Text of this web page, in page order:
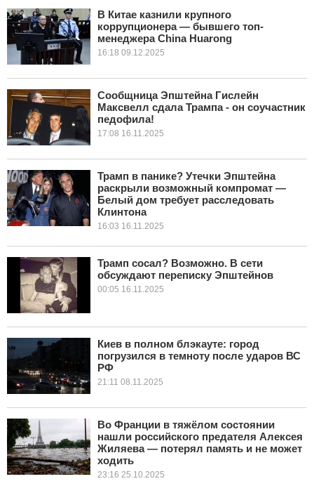
В Китае казнили крупного
коррупционера — бывшего топ-
менеджера China Huarong
16:18 09.12.2025
Сообщница Эпштейна Гислейн
Максвелл сдала Трампа - он соучастник
педофила!
17:08 16.11.2025
Трамп в панике? Утечки Эпштейна
раскрыли возможный компромат —
Белый дом требует расследовать
Клинтона
16:03 16.11.2025
Трамп сосал? Возможно. В сети
обсуждают переписку Эпштейнов
00:05 16.11.2025
Киев в полном блэкауте: город
погрузился в темноту после ударов ВС
РФ
21:11 08.11.2025
Во Франции в тяжёлом состоянии
нашли российского предателя Алексея
Жиляева — потерял память и не может
ходить
23:16 25.10.2025